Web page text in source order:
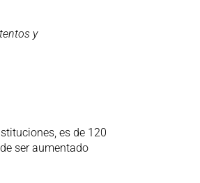
y
es de 120
ser aumentado